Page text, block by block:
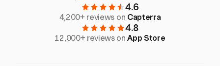
4.6
4,200+ reviews on Capterra
4.8
12,000+ reviews onApp Store